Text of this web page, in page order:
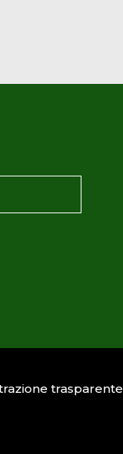
trasparente